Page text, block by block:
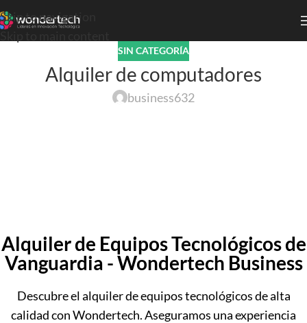
Skip to navigation
SIN CATEGORÍA
Alquiler de computadores
business632
Alquiler de Equipos Tecnológicos de
Vanguardia - Wondertech Business
Descubre el alquiler de equipos tecnológicos de alta
calidad con Wondertech. Aseguramos una experiencia